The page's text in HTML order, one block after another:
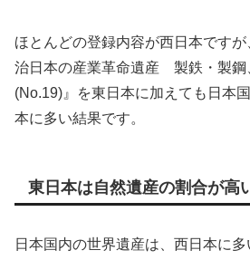
ほとんどの登録内容が西日本です
治日本の産業革命遺産 製鉄・製鋼
(No.19)』を東日本に加えても日本
本に多い結果です。
東日本は自然遺産の割合が高
日本国内の世界遺産は、西日本に多